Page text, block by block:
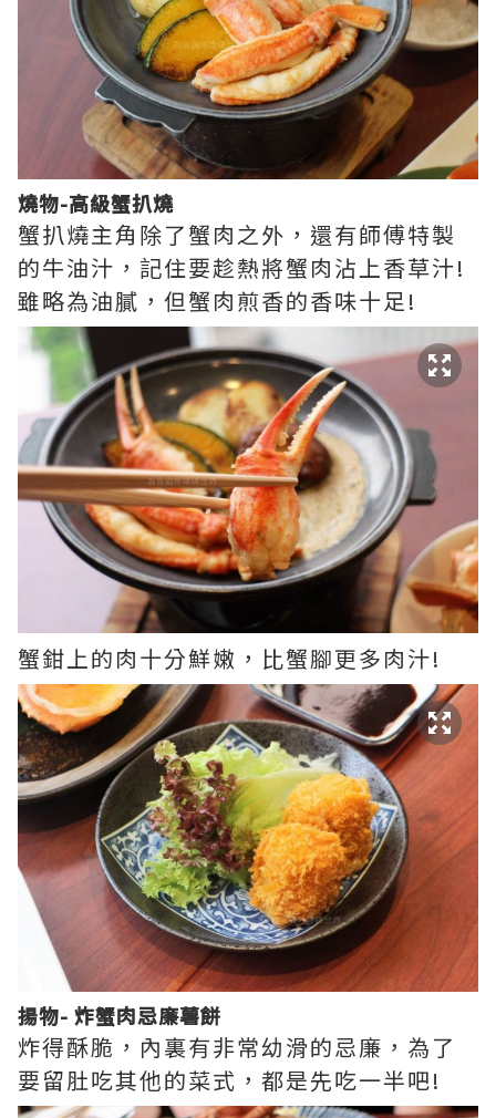
燒物-高級蟹扒燒
蟹扒燒主角除了蟹肉之外，還有師傅特製
的牛油汁，記住要趁熱將蟹肉沾上香草汁!
雖略為油膩，但蟹肉煎香的香味十足!
蟹鉗上的肉十分鮮嫩，比蟹腳更多肉汁!
揚物- 炸蟹肉忌廉薯餅
炸得酥脆，內裏有非常幼滑的忌廉，為了
要留肚吃其他的菜式，都是先吃一半吧!